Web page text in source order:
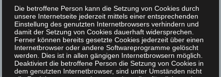
Workshop Summary
In this session, you will have the chance to share and discuss
the results of the workshop groups with the other participants in
a relaxed atmosphere.
Die betroffene Person kann die Setzung von Cookies durch
unsere Internetseite jederzeit mittels einer entsprechenden
Einstellung des genutzten Internetbrowsers verhindern und
damit der Setzung von Cookies dauerhaft widersprechen.
Ferner können bereits gesetzte Cookies jederzeit über einen
Internetbrowser oder andere Softwareprogramme gelöscht
werden. Dies ist in allen gängigen Internetbrowsern möglich.
Deaktiviert die betroffene Person die Setzung von Cookies in
dem genutzten Internetbrowser, sind unter Umständen nicht